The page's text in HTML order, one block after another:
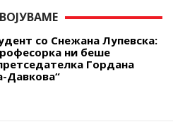
со Снежана Лупевска:
ни беше
Гордана
Давкова“